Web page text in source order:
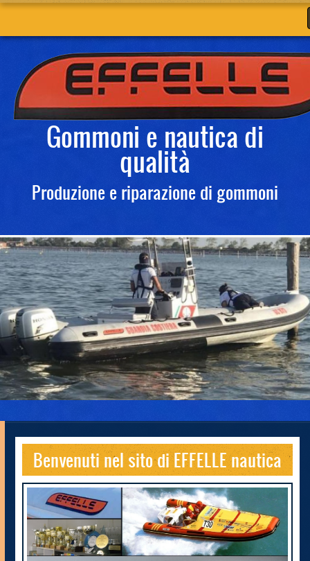
Gommoni e nautica di
qualità
Produzione e riparazione di gommoni
Benvenuti nel sito di EFFELLE nautica